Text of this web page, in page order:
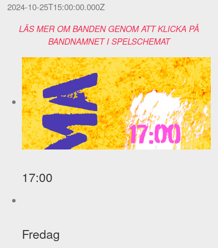
2024-10-25T15:00:00.000Z
LÄS MER OM BANDEN GENOM ATT KLICKA PÅ
BANDNAMNET I SPELSCHEMAT
17:00
Fredag